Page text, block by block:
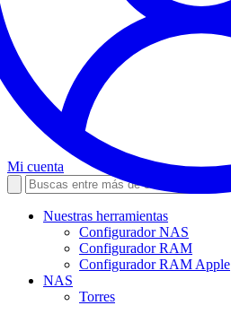
Mi cuenta
Nuestras herramientas
Configurador NAS
Configurador RAM
Configurador RAM Apple
NAS
Torres